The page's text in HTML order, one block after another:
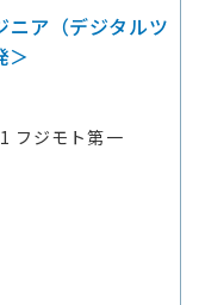
ニア（デジタルツ
＞
フジモト第一